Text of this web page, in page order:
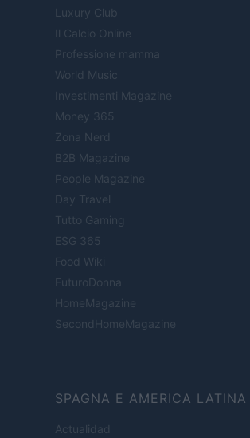
Luxury Club
Il Calcio Online
Professione mamma
World Music
Investimenti Magazine
Money 365
Zona Nerd
B2B Magazine
People Magazine
Day Travel
Tutto Gaming
ESG 365
Food Wiki
FuturoDonna
HomeMagazine
SecondHomeMagazine
SPAGNA E AMERICA LATINA
Actualidad